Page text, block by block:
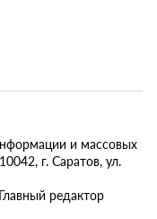
и массовых
г. Саратов, ул.
редактор